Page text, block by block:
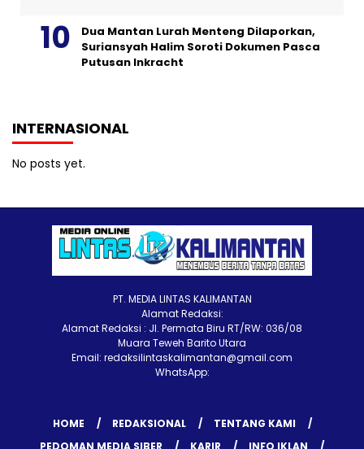
Dua Mantan Lurah Menteng Dilaporkan,
Suriansyah Halim Soroti Dokumen Pasca
Putusan Inkracht
INTERNASIONAL
No posts yet.
PT. MEDIA LINTAS KALIMANTAN
Alamat Redaksi:
Alamat Redaksi : Jl. Permata Biru RT/RW: 036/08
Muara Teweh Barito Utara
Email: redaksilintaskalimantan@gmail.com
WhatsApp:
HOME REDAKSIONAL
TENTANG KAMI